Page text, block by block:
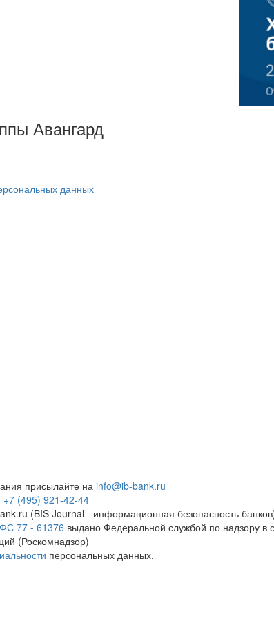
Авангард
данных
присылайте наinfo@ib-bank.ru
+7 (495) 921-42-44
(BIS Journal - информационная безопасность
77 - 61376 выдано Федеральной службой по надзору
(Роскомнадзор)
персональных данных.